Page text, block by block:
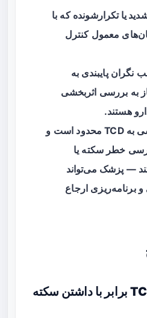
یا تکرارشونده که با
معمول کنترل
نگرانپایبندی به
به بررسی اثربخشی
هستند.
هنگامی که دسترسی به TCD محدود است و
خطر سکته یا
— پزشک می‌تواند
و برنامه‌ریزی ارجاع
۱. آیا سرعت بالای TCD برابر با داشتن سکته